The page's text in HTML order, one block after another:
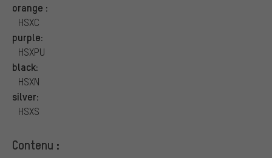
orange :
HSXC
purple:
HSXPU
black:
HSXN
silver:
HSXS
Contenu :